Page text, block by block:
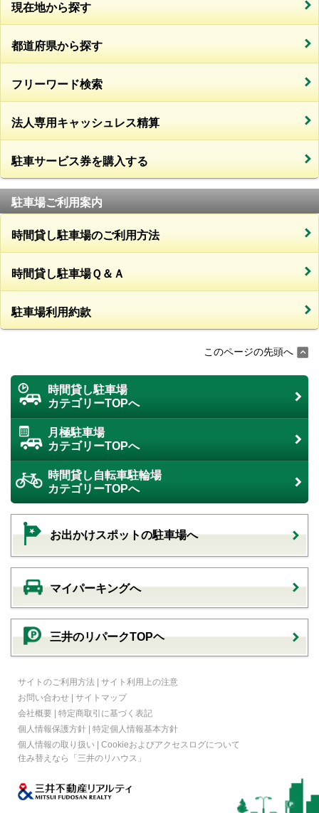
現在地から探す
都道府県から探す
フリーワード検索
法人専用キャッシュレス精算
駐車サービス券を購入する
駐車場ご利用案内
時間貸し駐車場のご利用方法
時間貸し駐車場Ｑ＆Ａ
駐車場利用約款
このページの先頭へ
時間貸し駐車場
カテゴリーTOPへ
月極駐車場
カテゴリーTOPへ
時間貸し自転車駐輪場
カテゴリーTOPへ
お出かけスポットの駐車場へ
マイパーキングへ
三井のリパークTOPヘ
サイトのご利用方法 | サイト利用上の注意
お問い合わせ | サイトマップ
会社概要 | 特定商取引に基づく表記
個人情報保護方針 | 特定個人情報基本方針
個人情報の取り扱い | Cookieおよびアクセスログについて
住み替えなら
「三井のリハウス」